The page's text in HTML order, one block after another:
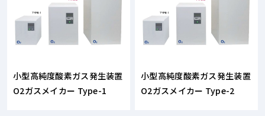
小型高純度酸素ガス発生装置
O2ガスメイカー Type-1
小型高純度酸素ガス発生装置
O2ガスメイカー Type-2